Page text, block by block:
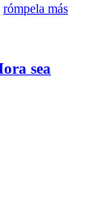
rómpela más
sea